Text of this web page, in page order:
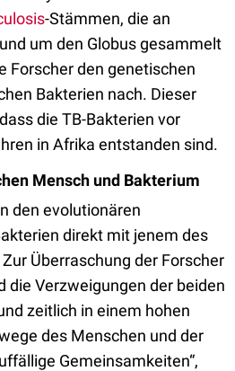
-Stämmen, die an
um den Globus gesammelt
Forscher den genetischen
Bakterien nach. Dieser
die TB-Bakterien vor
in Afrika entstanden sind.
Mensch und Bakterium
den evolutionären
direkt mit jenem des
Überraschung der Forscher
die Verzweigungen der beiden
zeitlich in einem hohen
des Menschen und der
Gemeinsamkeiten“,